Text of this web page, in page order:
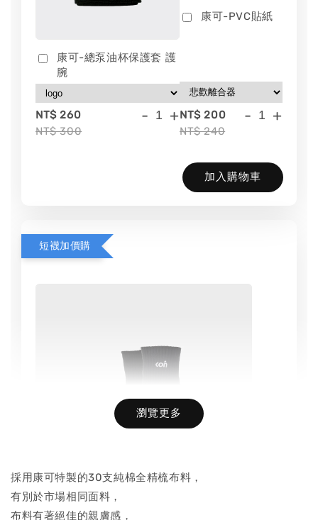
康可-總泵油杯保護套 護
腕
NT$ 260
NT$ 300
- +
康可-PVC貼紙
NT$ 200
NT$ 240
- +
加入購物車
短襪加價購
瀏覽更多
採用康可特製的30支純棉全精梳布料，
有別於市場相同面料，
布料有著絕佳的親膚感，